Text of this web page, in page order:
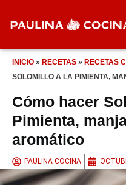
INICIO » RECETAS » RECETAS
SOLOMILLO A LA PIMIENTA,
Cómo hacer
Pimienta,
aromático
PAULINA COCINA